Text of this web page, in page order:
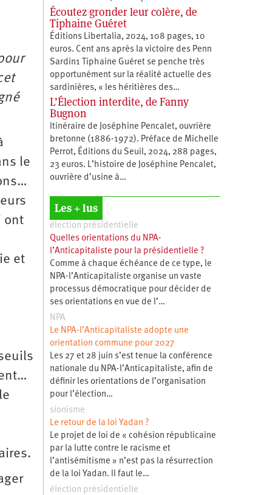
le
ont
et
Écoutez gronder leur colère, de
Tiphaine Guéret
Éditions Libertalia, 2024, 108 pages, 10
euros. Cent ans après la victoire des Penn
Sardin1 Tiphaine Guéret se penche très
opportunément sur la réalité actuelle des
sardinières, « les héritières des…
L’Élection interdite, de Fanny
Bugnon
Itinéraire de Joséphine Pencalet, ouvrière
bretonne (1886-1972). Préface de Michelle
Perrot, Éditions du Seuil, 2024, 288 pages,
23 euros. L’histoire de Joséphine Pencalet,
ouvrière d’usine à…
Les + lus
élection présidentielle
Quelles orientations du NPA-
l’Anticapitaliste pour la présidentielle ?
Comme à chaque échéance de ce type, le
NPA-l’Anticapitaliste organise un vaste
processus démocratique pour décider de
ses orientations en vue de l’…
NPA
Le NPA-l’Anticapitaliste adopte une
orientation commune pour 2027
Les 27 et 28 juin s’est tenue la conférence
nationale du NPA-l’Anticapitaliste, afin de
définir les orientations de l’organisation
pour l’élection…
sionisme
Le retour de la loi Yadan ?
Le projet de loi de « cohésion républicaine
par la lutte contre le racisme et
l’antisémitisme » n’est pas la résurrection
de la loi Yadan. Il faut le…
élection présidentielle